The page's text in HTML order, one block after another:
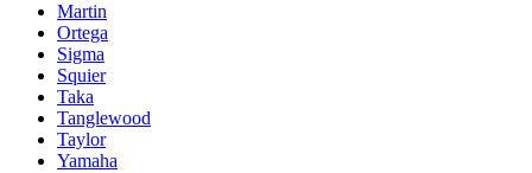
Martin
Ortega
Sigma
Squier
Taka
Tanglewood
Taylor
Yamaha